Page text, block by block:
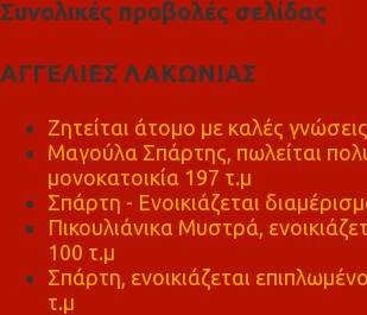
Συνολικές προβολές σελίδας
ΑΓΓΕΛΙΕΣ ΛΑΚΩΝΙΑΣ
Ζητείται άτομο με καλές
Μαγούλα Σπάρτης, πωλείται
μονοκατοικία 197 τ.μ
Σπάρτη - Ενοικιάζεται
Πικουλιάνικα Μυστρά,
100 τ.μ
Σπάρτη, ενοικιάζεται
τ.μ